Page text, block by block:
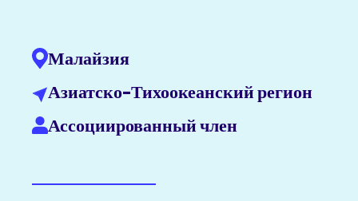
Малайзия
Азиатско-Тихоокеанский регион
Ассоциированный член